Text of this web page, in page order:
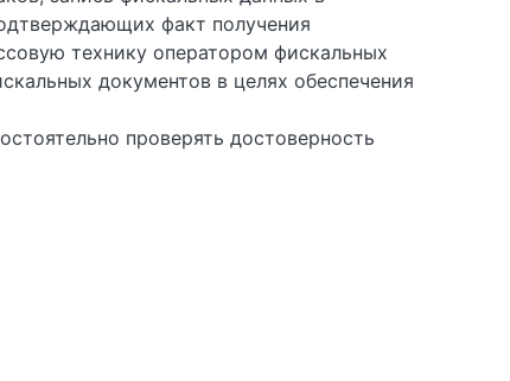
факт получения
технику оператором фискальных
документов в целях обеспечения
проверять достоверность